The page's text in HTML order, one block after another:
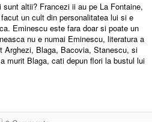
altii? Francezi ii au pe La Fontaine,
un cult din personalitatea lui si e
Eminescu este fara doar si poate un
nu e numai Eminescu, literatura a
Arghezi, Blaga, Bacovia, Stanescu, si
murit Blaga, cati depun flori la bustul lui